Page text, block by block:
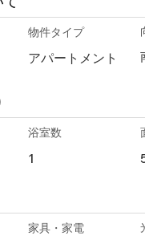
物件タイプ
アパートメント
浴室数
1
家具・家電